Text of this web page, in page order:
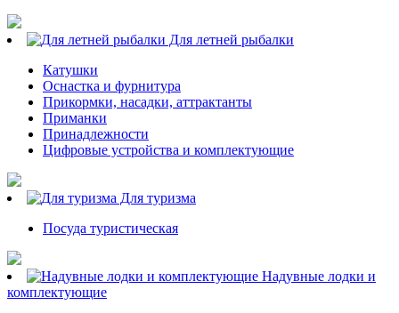
Для летней рыбалки
Катушки
Оснастка и фурнитура
Прикормки, насадки, аттрактанты
Приманки
Принадлежности
Цифровые устройства и комплектующие
Для туризма
Посуда туристическая
Надувные лодки и
комплектующие